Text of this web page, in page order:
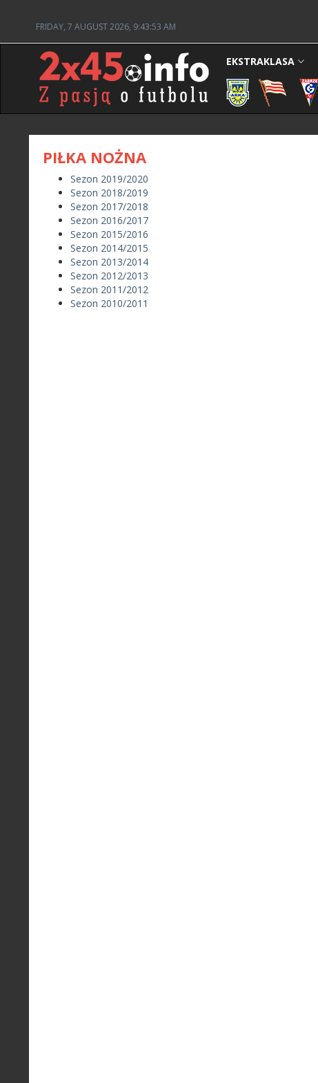
FRIDAY, 7 AUGUST 2026, 9:43:53 AM
EKSTRAKLASA
PIŁKA NOŻNA
Sezon 2019/2020
Sezon 2018/2019
Sezon 2017/2018
Sezon 2016/2017
Sezon 2015/2016
Sezon 2014/2015
Sezon 2013/2014
Sezon 2012/2013
Sezon 2011/2012
Sezon 2010/2011